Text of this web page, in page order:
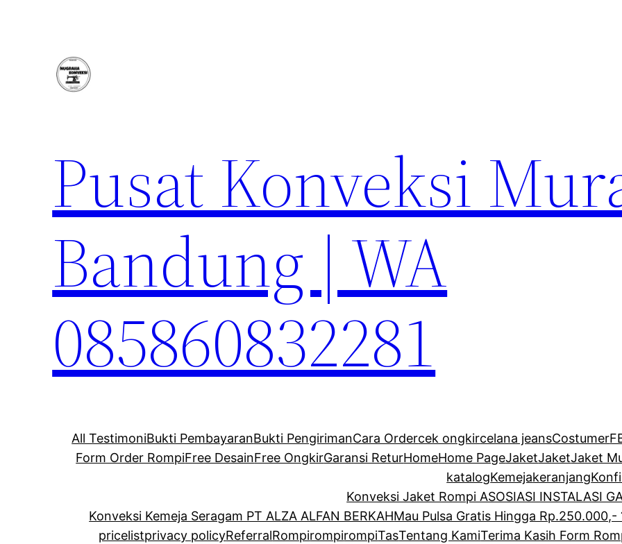
Pusat Konveksi
Bandung | WA
085860832281
All TestimoniBukti PembayaranBukti PengirimanCara Ordercek ongkircelana jeansCostumer
Form Order RompiFree DesainFree OngkirGaransi ReturHomeHome PageJaketJaketJaket
katalogKemejakeranjang
Konveksi Jaket Rompi ASOSIASI INSTALASI
Konveksi Kemeja Seragam PT ALZA ALFAN BERKAHMau Pulsa Gratis Hingga Rp.250.000,-
pricelistprivacy policyReferralRompirompirompiTasTentang KamiTerima Kasih Form